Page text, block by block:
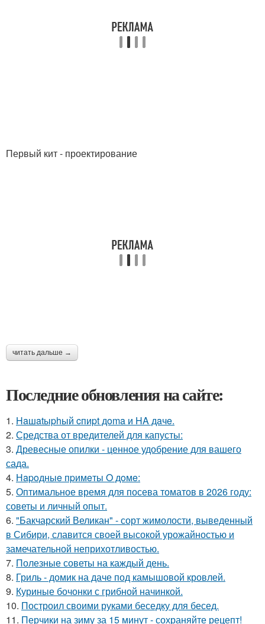
Первый кит - проектирование
читать дальше →
Последние обновления на сайте:
1. Haшatыphый cпиpt дoma и HA дaчe.
2. Средства от вредителей для капусты:
3. Древесные опилки - ценное удобрение для вашего
сада.
4. Нapoдныe пpимeты O дoмe:
5. Оптимальное время для посева томатов в 2026 году:
советы и личный опыт.
6. "Бакчарский Великан" - сорт жимолости, выведенный
в Сибири, славится своей высокой урожайностью и
замечательной неприхотливостью.
7. Полезные советы на каждый день.
8. Гриль - домик на даче под камышовой кровлей.
9. Куриные бочонки с грибной начинкой.
10. Построил своими руками беседку для бесед.
11. Перчики на зиму за 15 минут - сохраняйте рецепт!